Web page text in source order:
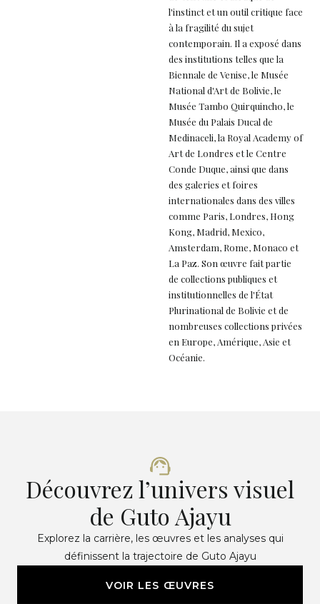
l'instinct et un outil critique face
à la fragilité du sujet
contemporain. Il a exposé dans
des institutions telles que la
Biennale de Venise, le Musée
National d'Art de Bolivie, le
Musée Tambo Quirquincho, le
Musée du Palais Ducal de
Medinaceli, la Royal Academy of
Art de Londres et le Centre
Conde Duque, ainsi que dans
des galeries et foires
internationales dans des villes
comme Paris, Londres, Hong
Kong, Madrid, Mexico,
Amsterdam, Rome, Monaco et
La Paz. Son œuvre fait partie
de collections publiques et
institutionnelles de l'État
Plurinational de Bolivie et de
nombreuses collections privées
en Europe, Amérique, Asie et
Océanie.
Découvrez l’univers visuel
de Guto Ajayu
Explorez la carrière, les œuvres et les analyses qui
définissent la trajectoire de Guto Ajayu
VOIR LES ŒUVRES